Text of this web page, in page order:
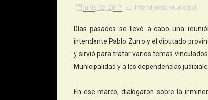
junio 02, 2017 Intendencia Municipal
Días pasados se llevó a cabo una
intendente Pablo Zurro y el diputado
y sirvió para tratar varios temas
Municipalidad y a las dependencias
En ese marco, dialogaron sobre la